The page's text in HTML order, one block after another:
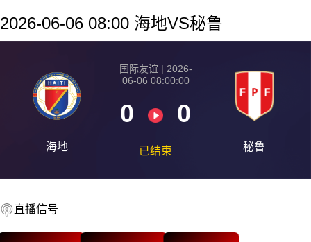
2026-06-06 08:00 海地VS秘鲁
海地
国际友谊 | 2026-
06-06 08:00:00
0 0
已结束 秘鲁
直播信号
2026-08-17 【国际友谊】 海地VS秘鲁